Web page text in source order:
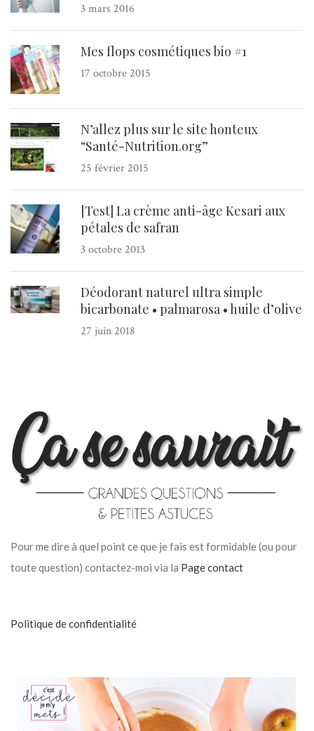
3 mars 2016
Mes flops cosmétiques bio #1
17 octobre 2015
N’allez plus sur le site honteux
“Santé-Nutrition.org”
25 février 2015
[Test] La crème anti-âge Kesari aux
pétales de safran
3 octobre 2013
Déodorant naturel ultra simple
bicarbonate • palmarosa • huile d’olive
27 juin 2018
Pour me dire à quel point ce que je fais est formidable (ou pour
toute question) contactez-moi via la Page contact
Politique de confidentialité